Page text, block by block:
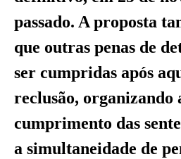
passado. A proposta
que outras penas de
ser cumpridas após
reclusão, organizando
cumprimento das
a simultaneidade de